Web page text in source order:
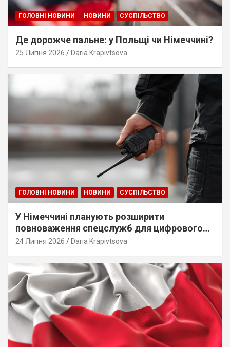
ГОЛОВНІ НОВИНИ НОВИНИ СУСПІЛЬСТВО
Де дорожче пальне: у Польщі чи Німеччині?
25 Липня 2026 Daria Krapivtsova
ГОЛОВНІ НОВИНИ НОВИНИ СУСПІЛЬСТВО
У Німеччині планують розширити
повноваження спецслужб для цифрового
стеження
24 Липня 2026 Daria Krapivtsova